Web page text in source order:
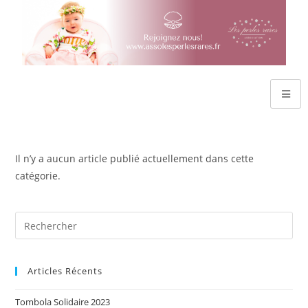
Il n’y a aucun article publié actuellement dans cette
catégorie.
Articles Récents
Tombola Solidaire 2023